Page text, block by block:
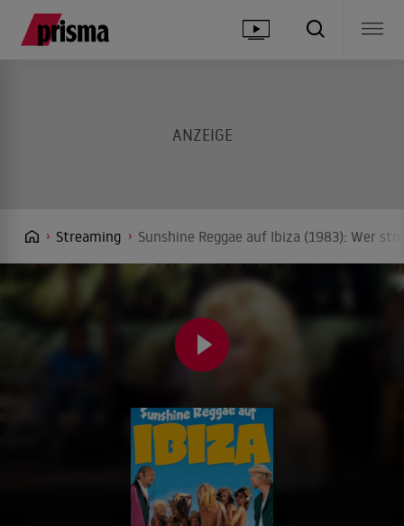
Streaming Sunshine Reggae auf Ibiza (1983): Wer